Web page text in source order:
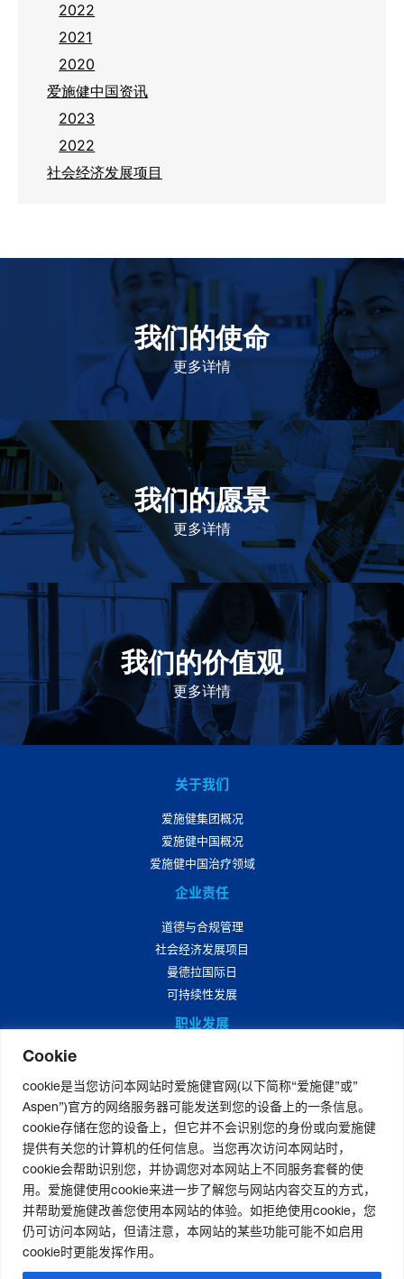
Cookie
cookie是当您访问本网站时爱施健官网(以下简称“爱施健”或”
Aspen”)官方的网络服务器可能发送到您的设备上的一条信息。
cookie存储在您的设备上，但它并不会识别您的身份或向爱施健
提供有关您的计算机的任何信息。当您再次访问本网站时，
cookie会帮助识别您，并协调您对本网站上不同服务套餐的使
用。爱施健使用cookie来进一步了解您与网站内容交互的方式，
并帮助爱施健改善您使用本网站的体验。如拒绝使用cookie，您
仍可访问本网站，但请注意，本网站的某些功能可能不如启用
cookie时更能发挥作用。
2022
2021
2020
爱施健中国资讯
2023
2022
社会经济发展项目
我们的使命
更多详情
致力于提高患者的生命健康和质量
我们的愿景
更多详情
作为一个负责任的企业公民，在全球提供优质和患者可
及的药物，传递我们的价值。
我们的价值观
更多详情
我们的价值观是爱施健存立和发展的基石。集团上下以
此为指引，为实现集团目标而共同奋斗。
关于我们
爱施健集团概况
爱施健中国概况
爱施健中国治疗领域
企业责任
道德与合规管理
社会经济发展项目
曼德拉国际日
可持续性发展
职业发展
爱施健中国岗位招聘
媒体中心
爱施健集团资讯
爱施健中国资讯
联系我们 |官网免责声明